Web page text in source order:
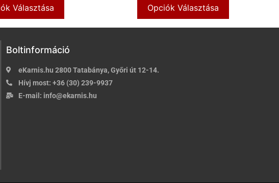
Választása Opciók Választása
Boltinformáció
eKarnis.hu 2800 Tatabánya, Győri út 12-14.
Hívj most: +36 (30) 239-9937
E-mail: info@ekarnis.hu